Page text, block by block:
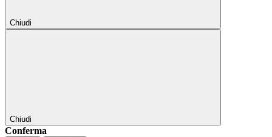
Chiudi
Chiudi
Conferma